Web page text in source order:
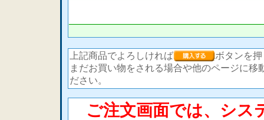
上記商品でよろしければ
ボタンを
まだお買い物をされる場合や他のページに移
ださい。
ご注文画面では、シス